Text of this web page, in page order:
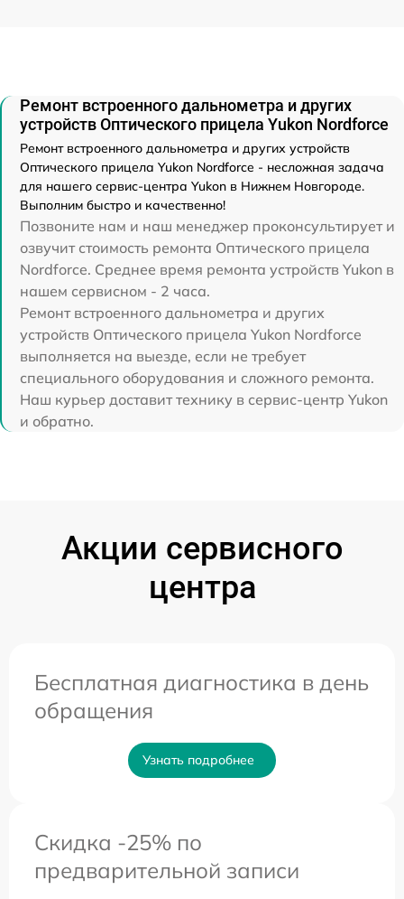
Ремонт встроенного дальнометра и других
устройств Оптического прицела Yukon Nordforce
Ремонт встроенного дальнометра и других устройств
Оптического прицела Yukon Nordforce - несложная задача
для нашего сервис-центра Yukon в Нижнем Новгороде.
Выполним быстро и качественно!
Позвоните нам и наш менеджер проконсультирует и
озвучит стоимость ремонта Оптического прицела
Nordforce. Среднее время ремонта устройств Yukon в
нашем сервисном - 2 часа.
Ремонт встроенного дальнометра и других
устройств Оптического прицела Yukon Nordforce
выполняется на выезде, если не требует
специального оборудования и сложного ремонта.
Наш курьер доставит технику в сервис-центр Yukon
и обратно.
Акции сервисного
центра
Бесплатная диагностика в день
обращения
Узнать подробнее
Скидка -25% по
предварительной записи